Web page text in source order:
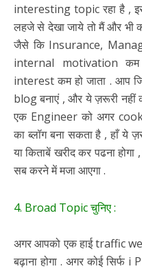
interesting topic रहा है ,
लहजे से देखा जाये तो मैं और भी
जैसे कि Insurance,
internal motivation
interest कम हो जाता . आप
blog बनाएं , और ये ज़रूरी नहीं
एक Engineer को अगर
का ब्लॉग बना सकता है , हाँ
या किताबें खरीद कर पढना
सब करने में मजा आएगा .
4. Broad Topic चुनिए :
अगर आपको एक हाई traffic
बढ़ाना होगा . अगर कोई सिर्फ